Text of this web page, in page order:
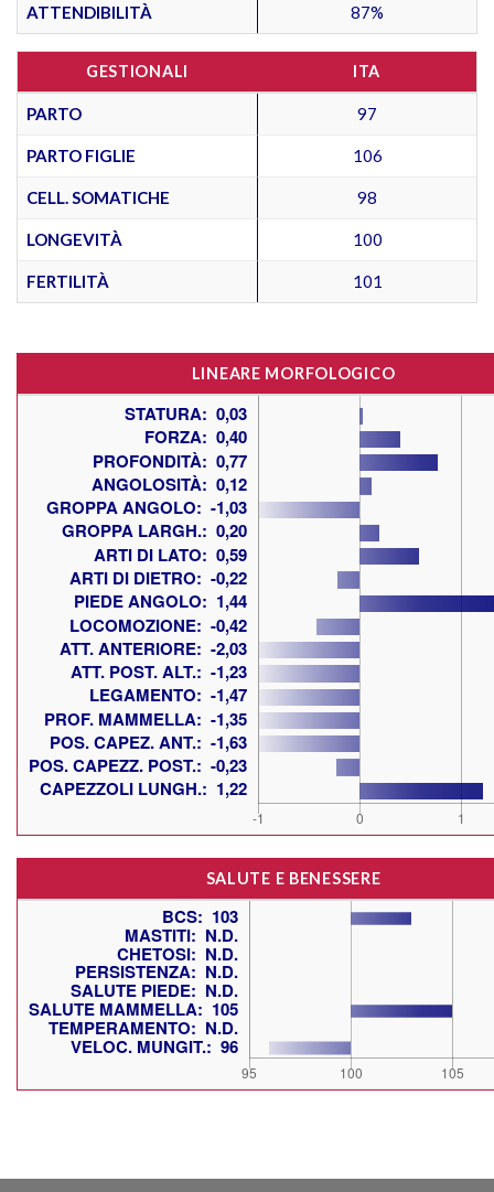
ATTENDIBILITÀ 87%
GESTIONALI ITA
PARTO 97
PARTO FIGLIE 106
CELL. SOMATICHE 98
LONGEVITÀ 100
FERTILITÀ 101
LINEARE MORFOLOGICO
SALUTE E BENESSERE